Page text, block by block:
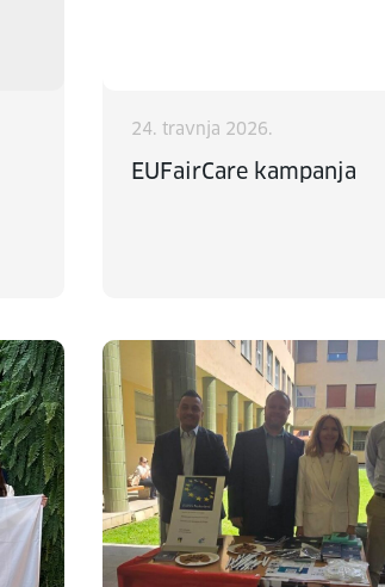
24. travnja 2026.
EUFairCare kampanja